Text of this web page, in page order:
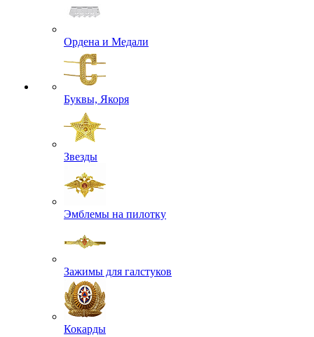
Ордена и Медали
Буквы, Якоря
Звезды
Эмблемы на пилотку
Зажимы для галстуков
Кокарды